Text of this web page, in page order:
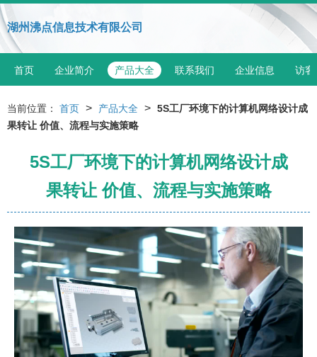
湖州沸点信息技术有限公司
首页 企业简介 产品大全 联系我们 企业信息 访客
当前位置： 首页 > 产品大全 > 5S工厂环境下的计算机网络设计成
果转让 价值、流程与实施策略
5S工厂环境下的计算机网络设计成
果转让 价值、流程与实施策略